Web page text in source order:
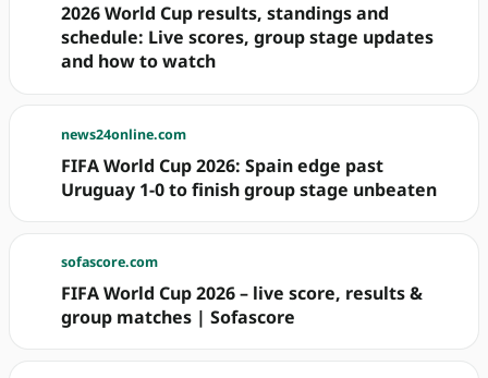
2026 World Cup results, standings and
schedule: Live scores, group stage updates
and how to watch
news24online.com
FIFA World Cup 2026: Spain edge past
Uruguay 1-0 to finish group stage unbeaten
sofascore.com
FIFA World Cup 2026 – live score, results &
group matches | Sofascore